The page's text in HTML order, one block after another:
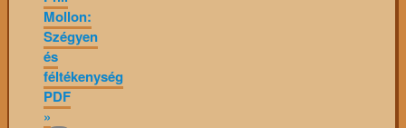
Mollon:
Szégyen
​és
féltékenység
PDF
»